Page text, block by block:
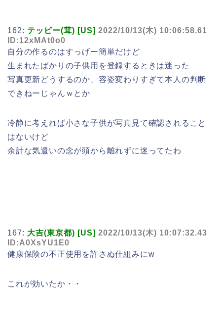
162: テッピー(茸) [US] 2022/10/13(木) 10:06:58.61
ID:12xMAt0o0
自分の作るのはすっげー簡単だけど
生まれたばかりの子供用を登録するときは迷った
写真更新どうするのか、容姿変わりすぎて本人の判断
できねーじゃんｗとか
冷静に考えれば小さな子供が写真見て確認されること
はないけど
余計な気遣いの念が頭から離れずに迷ってたわ
167: 大吉(東京都) [US] 2022/10/13(木) 10:07:32.43
ID:A0XsYU1E0
健康保険の不正使用を許さぬ仕組みにw
これが効いたか・・